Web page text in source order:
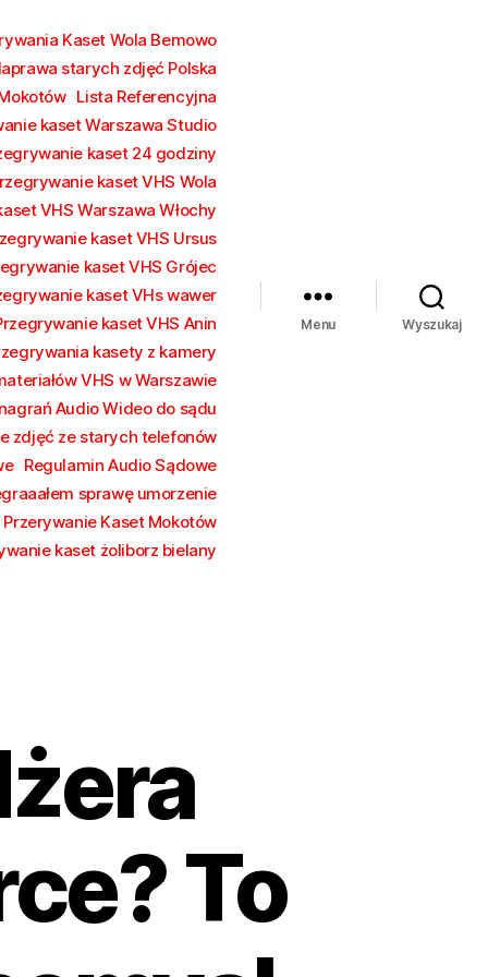
Kaset Wola Bemowo
starych zdjęć Polska
Lista Referencyjna
kaset Warszawa Studio
kaset 24 godziny
kaset VHS Wola
VHS Warszawa Włochy
kaset VHS Ursus
kaset VHS Grójec
kaset VHs wawer
kaset VHS Anin
kasety z kamery
VHS w Warszawie
Audio Wideo do sądu
zdjęć ze starych telefonów
Regulamin Audio Sądowe
sprawę umorzenie
Przerywanie Kaset Mokotów
kaset żoliborz bielany
Menu Wyszukaj
To